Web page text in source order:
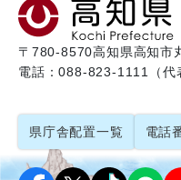
〒780-8570高知県高知市
電話：088-823-1111（代
県庁舎配置一覧 電話